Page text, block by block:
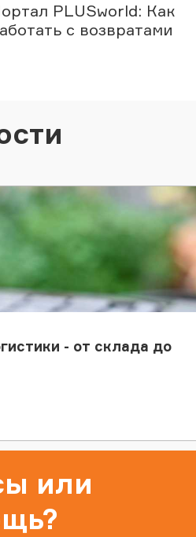
PLUSworld: Как
с возвратами
- от склада до
или